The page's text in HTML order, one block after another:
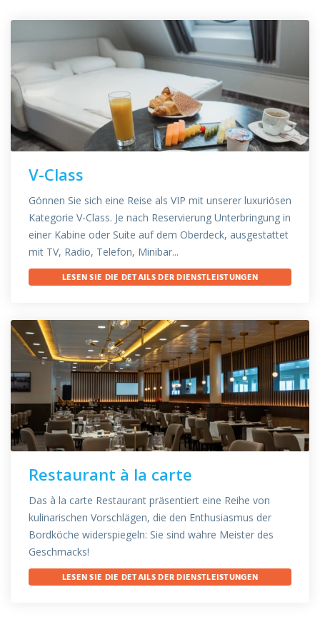
V-Class
Gönnen Sie sich eine Reise als VIP mit unserer luxuriösen
Kategorie V-Class. Je nach Reservierung Unterbringung in
einer Kabine oder Suite auf dem Oberdeck, ausgestattet
mit TV, Radio, Telefon, Minibar...
LESEN SIE DIE DETAILS DER DIENSTLEISTUNGEN
Restaurant à la carte
Das à la carte Restaurant präsentiert eine Reihe von
kulinarischen Vorschlägen, die den Enthusiasmus der
Bordköche widerspiegeln: Sie sind wahre Meister des
Geschmacks!
LESEN SIE DIE DETAILS DER DIENSTLEISTUNGEN